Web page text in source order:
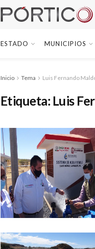
ESTADO MUNICIPIOS
Inicio Tema Luis Fernando
Etiqueta: Luis